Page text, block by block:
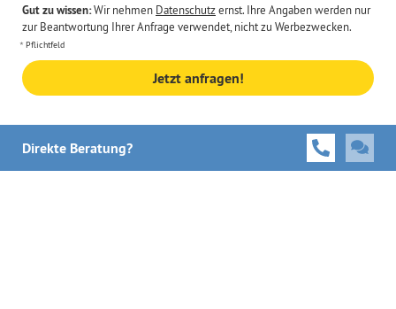
Gut zu wissen:Wir nehmen Datenschutzernst. Ihre Angaben werden nur
zur Beantwortung Ihrer Anfrage verwendet, nicht zu Werbezwecken.
Pflichtfeld
Jetzt anfragen!
Direkte Beratung?